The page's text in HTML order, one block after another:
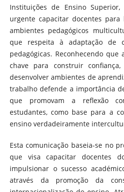
Instituições de Ensino
urgente capacitar docentes
ambientes pedagógicos
que respeita à adaptação de
pedagógicas. Reconhecendo
chave para construir
desenvolver ambientes de
trabalho defende a importância
que promovam a reflexão
estudantes, como base para a
ensino verdadeiramente
Esta comunicação baseia-se no
que visa capacitar docentes
impulsionar o sucesso
através da promoção da